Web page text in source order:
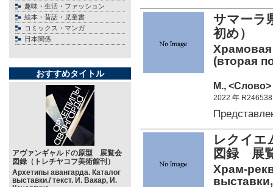
趣味・生活・ファッション
絵本・昔話・児童書
コミックス・マンガ
日本関係
おすすめタイトル
アヴァンギャルドの原型 展覧会
図録（トレチヤコフ美術館刊）
Архетипы авангарда. Каталог
выставки./ текст. И. Вакар, И.
サマーラ
初め）
Храмовая
(вторая
М., <Слово>
2022 年 R246538
レクイ
図録 展
Храм-